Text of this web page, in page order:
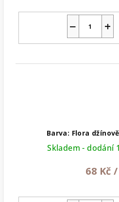
+
−
Barva: Flora
Skladem - dodání
68 Kč /